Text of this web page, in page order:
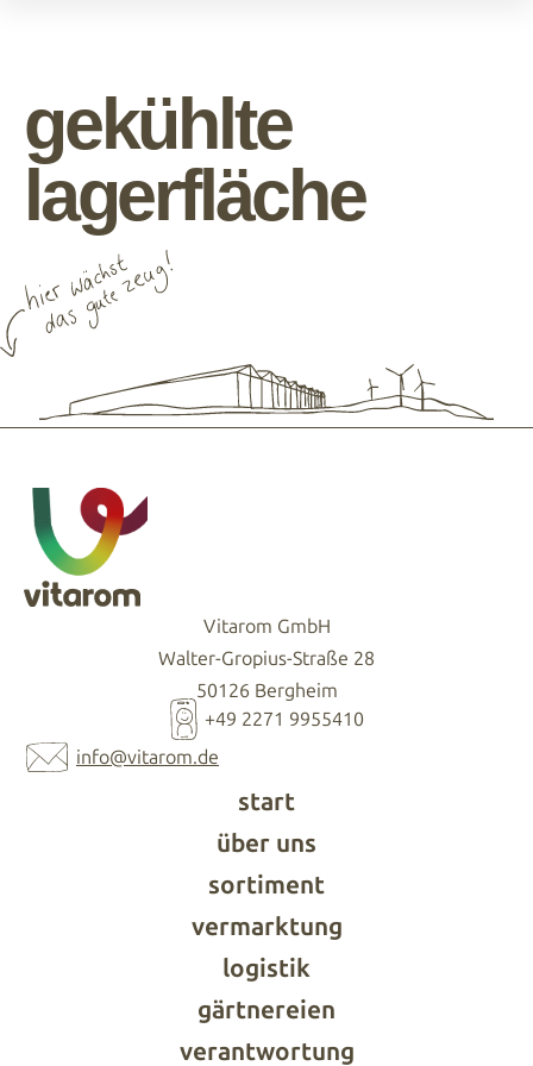
gekühlte
lagerfläche
Vitarom GmbH
Walter-Gropius-Straße 28
50126 Bergheim
+49 2271 9955410
info@vitarom.de
start
über uns
sortiment
vermarktung
logistik
gärtnereien
verantwortung